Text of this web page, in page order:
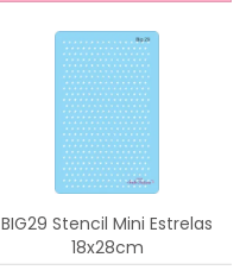
BIG29 Stencil Mini Estrelas
18x28cm